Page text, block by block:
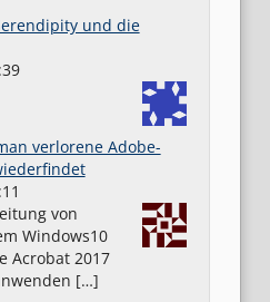
und die
verlorene Adobe-
von
Windows10
Acrobat 2017
[…]